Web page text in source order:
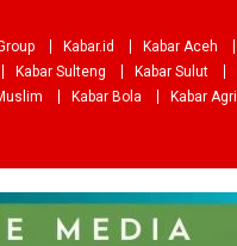
Kabar.id Kabar Aceh
Kabar Sulteng Kabar Sulut
Kabar Bola Kabar Agri